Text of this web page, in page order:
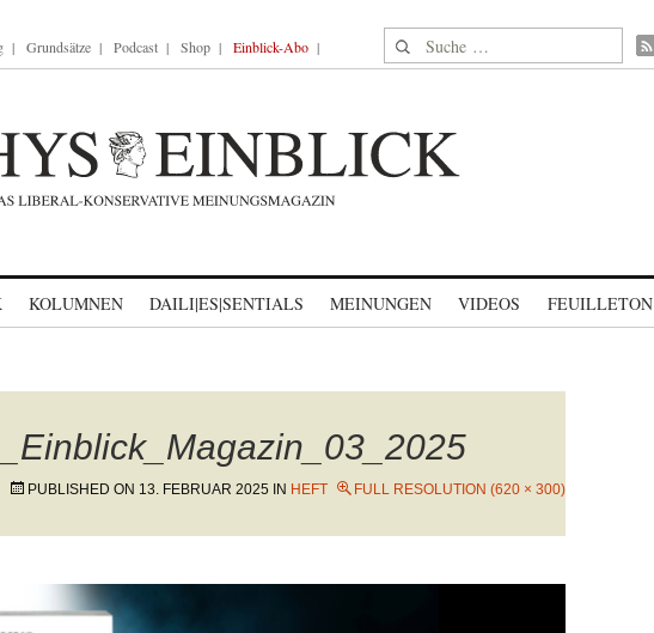
Grundsätze Podcast Shop Einblick-Abo Suche nach:
KOLUMNEN DAILI|ES|SENTIALS MEINUNGEN VIDEOS FEUILLETON
PUBLISHED ON 13. FEBRUAR 2025 IN HEFT FULL RESOLUTION (620 × 300)